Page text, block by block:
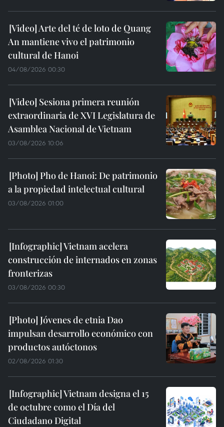
Arte del té de loto de Quang
An mantiene vivo el patrimonio
cultural de Hanoi
04/08/2026 00:30
Sesiona primera reunión
extraordinaria de XVI Legislatura de
Asamblea Nacional de Vietnam
03/08/2026 10:06
Pho de Hanoi: De patrimonio
a la propiedad intelectual cultural
03/08/2026 01:00
Vietnam acelera
construcción de internados en zonas
fronterizas
03/08/2026 00:30
Jóvenes de etnia Dao
impulsan desarrollo económico con
productos autóctonos
02/08/2026 01:30
Vietnam designa el 15
de octubre como el Día del
Ciudadano Digital